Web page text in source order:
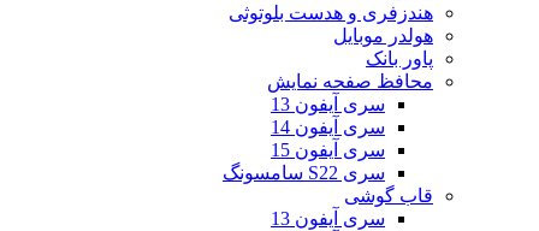
هندزفری و هدست بلوتوثی
هولدر موبایل
پاور بانک
محافظ صفحه نمایش
سری آیفون 13
سری آیفون 14
سری آیفون 15
سری S22 سامسونگ
قاب گوشی
سری آیفون 13